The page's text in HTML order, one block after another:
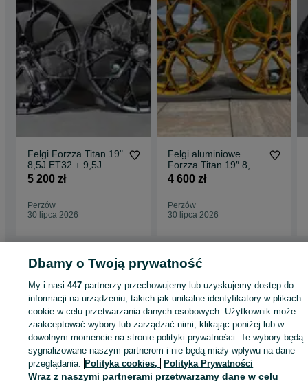
Felgi Forzza Titan 19"
8,5J ET32 + 9,5J
ET38 5x120 Black
5 200 zł
Perzów
30 lipca 2026
Felgi aluminiowe
Forzza Titan 19″ 8,5J
ET32 + 9,5J ET38
4 600 zł
Perzów
30 lipca 2026
- Perzów
KATEGORIA
ID:927396254 Wyświetlenia:
Dbamy o Twoją prywatność
My i nasi447 partnerzy przechowujemy lub uzyskujemy dostęp do
informacji na urządzeniu, takich jak unikalne identyfikatory w plikach
cookie w celu przetwarzania danych osobowych. Użytkownik może
zaakceptować wybory lub zarządzać nimi, klikając poniżej lub w
dowolnym momencie na stronie polityki prywatności. Te wybory będą
sygnalizowane naszym partnerom i nie będą miały wpływu na dane
przeglądania. Polityka cookies, Polityka Prywatności
Wraz z naszymi partnerami przetwarzamy dane w celu